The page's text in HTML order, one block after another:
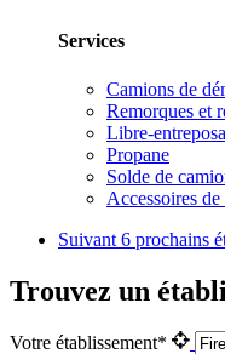
Services
Camions de
Remorques et
Libre-
Propane
Solde de
Accessoires
Suivant 6 prochains
Trouvez un
Votre établissement*